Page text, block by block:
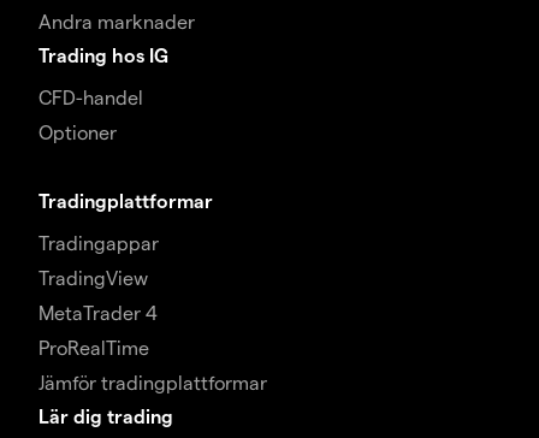
Andra marknader
Trading hos IG
CFD-handel
Optioner
Tradingplattformar
Tradingappar
TradingView
MetaTrader 4
ProRealTime
Jämför tradingplattformar
Lär dig trading